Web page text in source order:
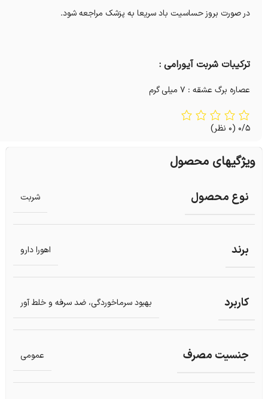
در صورت بروز حساسیت باد سریعا به پزشک مراجعه شود.
ترکیبات شربت آیورامی :
عصاره برگ عشقه : 7 میلی گرم
0/5 (0 نظر)
ویژگیهای محصول
نوع محصول شربت
برند اهورا دارو
کاربرد بهبود سرماخوردگی، ضد سرفه و خلط آور
جنسیت مصرف عمومی